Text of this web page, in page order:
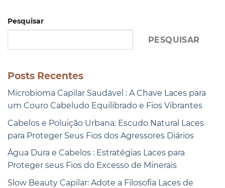
Pesquisar
PESQUISAR
Posts Recentes
Microbioma Capilar Saudável : A Chave Laces para
um Couro Cabeludo Equilibrado e Fios Vibrantes
Cabelos e Poluição Urbana: Escudo Natural Laces
para Proteger Seus Fios dos Agressores Diários
Água Dura e Cabelos : Estratégias Laces para
Proteger seus Fios do Excesso de Minerais
Slow Beauty Capilar: Adote a Filosofia Laces de